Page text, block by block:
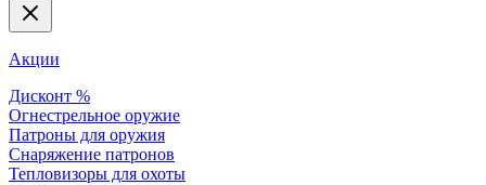
Акции
Дисконт %
Огнестрельное оружие
Патроны для оружия
Снаряжение патронов
Тепловизоры для охоты